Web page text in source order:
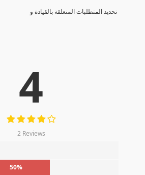
تحديد المتطلبات المتعلقة بالقيادة و
4
2 Reviews
50%